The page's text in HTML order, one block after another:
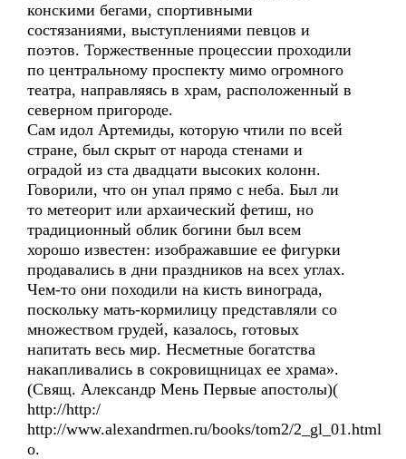
конскими бегами, спортивными
состязаниями, выступлениями певцов и
поэтов. Торжественные процессии проходили
по центральному проспекту мимо огромного
театра, направляясь в храм, расположенный в
северном пригороде.
Сам идол Артемиды, которую чтили по всей
стране, был скрыт от народа стенами и
оградой из ста двадцати высоких колонн.
Говорили, что он упал прямо с неба. Был ли
то метеорит или архаический фетиш, но
традиционный облик богини был всем
хорошо известен: изображавшие ее фигурки
продавались в дни праздников на всех углах.
Чем-то они походили на кисть винограда,
поскольку мать-кормилицу представляли со
множеством грудей, казалось, готовых
напитать весь мир. Несметные богатства
накапливались в сокровищницах ее храма».
(Свящ. Александр Мень Первые апостолы)(
http://http:/
http://www.alexandrmen.ru/books/tom2/2_gl_01.html
о.